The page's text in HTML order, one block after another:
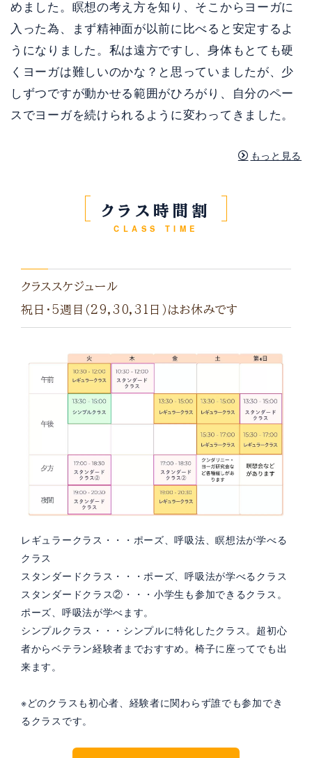
めました。瞑想の考え方を知り、そこからヨーガに
入った為、まず精神面が以前に比べると安定するよ
うになりました。私は遠方ですし、身体もとても硬
くヨーガは難しいのかな？と思っていましたが、少
しずつですが動かせる範囲がひろがり、自分のペー
スでヨーガを続けられるように変わってきました。
もっと見る
クラス時間割
CLASS TIME
クラススケジュール
祝日・5週目（29,30,31日）はお休みです
レギュラークラス・・・ポーズ、呼吸法、瞑想法が学べる
クラス
スタンダードクラス・・・ポーズ、呼吸法が学べるクラス
スタンダードクラス②・・・小学生も参加できるクラス。
ポーズ、呼吸法が学べます。
シンプルクラス・・・シンプルに特化したクラス。超初心
者からベテラン経験者までおすすめ。椅子に座ってでも出
来ます。
※どのクラスも初心者、経験者に関わらず誰でも参加でき
るクラスです。